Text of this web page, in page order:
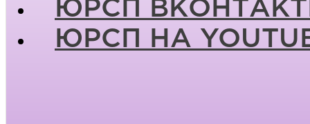
ЮРСП
ЮРСП НА